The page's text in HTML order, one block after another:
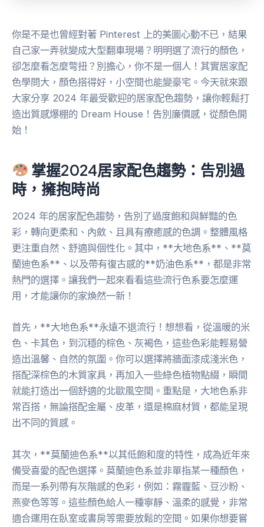
你是不是也曾經對著 Pinterest 上的美圖心動不已，結果
自己家一弄就變成大型翻車現場？明明選了流行的顏色，
卻怎麼看怎麼彆扭？別擔心，你不是一個人！其實居家配
色學問大，顏色搭得好，小空間也能變豪宅。今天就來跟
大家分享 2024 年最受歡迎的居家配色趨勢，讓你輕鬆打
造出質感爆棚的 Dream House！告別廉價感，從顏色開
始！
掌握2024居家配色趨勢：告別過
時，擁抱時尚
2024 年的居家配色趨勢，告別了過度飽和與鮮豔的色
彩，轉向更柔和、內斂、且具有療癒感的色調。整體風格
更注重自然、舒適與個性化。其中，**大地色系**、**莫
蘭迪色系**、以及帶有復古感的**奶油色系**，都是非常
熱門的選擇。讓我們一起來看看這些流行色系要怎麼運
用，才能讓你的家煥然一新！
首先，**大地色系**永遠不退流行！想想看，從溫暖的米
色、卡其色，到沉穩的棕色、灰褐色，這些色彩能輕易營
造出溫馨、自然的氛圍。你可以選擇將牆面漆成淺米色，
搭配深棕色的木質家具，再加入一些綠色植物點綴，瞬間
就能打造出一個舒適的北歐風空間。重點是，大地色系非
常百搭，無論搭配金屬、皮革，還是棉麻材質，都能呈現
出不同的質感。
其次，**莫蘭迪色系**以其低飽和度的特性，成為近年來
備受喜愛的配色選擇。莫蘭迪色系並非單指某一種顏色，
而是一系列帶有灰階感的色彩，例如：霧霾藍、豆沙粉、
燕麥色等等。這些顏色給人一種寧靜、溫柔的感覺，非常
適合運用在臥室或書房等需要放鬆的空間。如果你想要嘗